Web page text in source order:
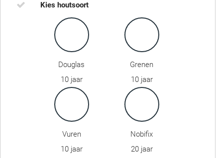
Kies houtsoort
Douglas
10 jaar
Grenen
10 jaar
Vuren
10 jaar
Nobifix
20 jaar